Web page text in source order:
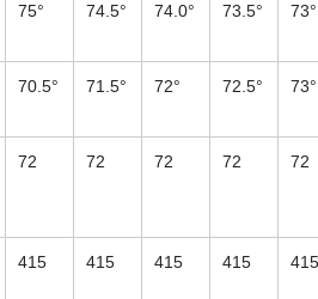
75° 74.5° 74.0° 73.5° 73°
70.5° 71.5° 72° 72.5° 73°
72 72 72 72 72
415 415 415 415 415